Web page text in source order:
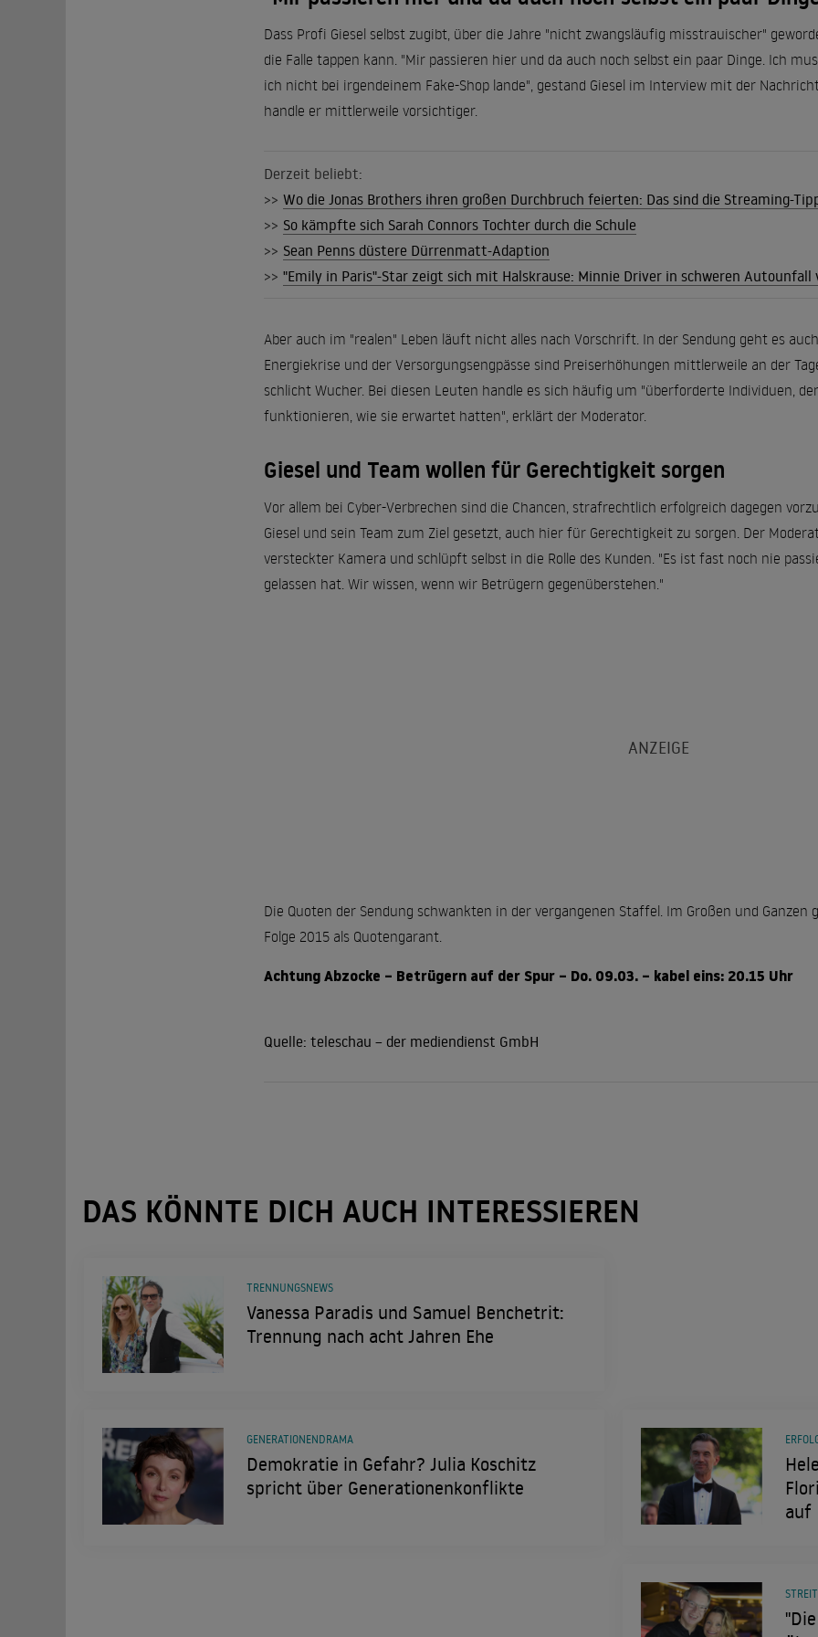
Dass Profi Giesel selbst zugibt, über die Jahre "nicht zwangsläufig misstrauischer"
die Falle tappen kann. "Mir passieren hier und da auch noch selbst ein paar Dinge. Ich
ich nicht bei irgendeinem Fake-Shop lande", gestand Giesel im Interview mit der
handle er mittlerweile vorsichtiger.
Derzeit beliebt:
>> Wo die Jonas Brothers ihren großen Durchbruch feierten: Das sind die Streaming-
>> So kämpfte sich Sarah Connors Tochter durch die Schule
>> Sean Penns düstere Dürrenmatt-Adaption
>> "Emily in Paris"-Star zeigt sich mit Halskrause: Minnie Driver in schweren Autounfall
Aber auch im "realen" Leben läuft nicht alles nach Vorschrift. In der Sendung geht es
Energiekrise und der Versorgungsengpässe sind Preiserhöhungen mittlerweile an der
schlicht Wucher. Bei diesen Leuten handle es sich häufig um "überforderte Individuen,
funktionieren, wie sie erwartet hatten", erklärt der Moderator.
Giesel und Team wollen für Gerechtigkeit sorgen
Vor allem bei Cyber-Verbrechen sind die Chancen, strafrechtlich erfolgreich dagegen
Giesel und sein Team zum Ziel gesetzt, auch hier für Gerechtigkeit zu sorgen. Der
versteckter Kamera und schlüpft selbst in die Rolle des Kunden. "Es ist fast noch nie
gelassen hat. Wir wissen, wenn wir Betrügern gegenüberstehen."
Die Quoten der Sendung schwankten in der vergangenen Staffel. Im Großen und
Folge 2015 als Quotengarant.
Achtung Abzocke – Betrügern auf der Spur – Do. 09.03. – kabel eins: 20.15 Uhr
Quelle: teleschau – der mediendienst GmbH
DAS KÖNNTE DICH AUCH INTERESSIEREN
Vanessa Paradis und Samuel Benchetrit:
Trennung nach acht Jahren Ehe
TRENNUNGSNEWS
Demokratie in Gefahr? Julia Koschitz
spricht über Generationenkonflikte
GENERATIONENDRAMA
auf